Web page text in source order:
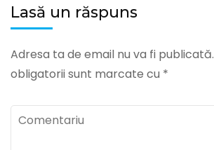
Lasă un răspuns
Adresa ta de email nu va fi publicată.
obligatorii sunt marcate cu *
Comentariu